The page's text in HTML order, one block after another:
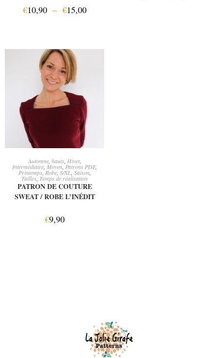
€10,90 – €15,00
CHOIX DES OPTIONS
Automne, hauts, Hiver,
Intermédiaire Moyen ,Patrons PDF,
Printemps,Robe, S/XL, Saison,
Tailles, Temps de réalisation
PATRON DE COUTURE
SWEAT / ROBE L’INÉDIT
€9,90